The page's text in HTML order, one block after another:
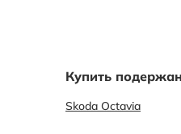
Купить
Skoda Octavia